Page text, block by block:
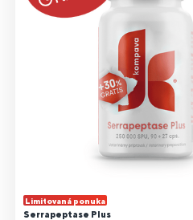
Limitovaná ponuka
Serrapeptase Plus